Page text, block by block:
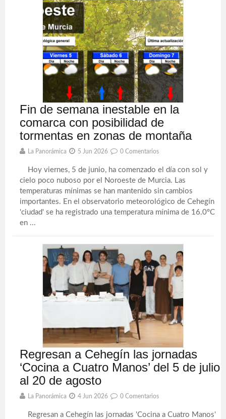
Fin de semana inestable en la
comarca con posibilidad de
tormentas en zonas de montaña
La Panorámica 5 Jun 2026 0 Comentarios
Hoy viernes, 5 de junio, ha comenzado el día con sol y
cielo poco nuboso por el Noroeste de Murcia. Las
temperaturas mínimas se han mantenido sin cambios
importantes. En el observatorio meteorológico de Cehegín
'ciudad' se ha registrado una temperatura mínima de 16.0ºC
en ...
Regresan a Cehegín las jornadas
‘Cocina a Cuatro Manos’ del 5 de julio
al 20 de agosto
La Panorámica 4 Jun 2026 0 Comentarios
Regresan a Cehegín las jornadas 'Cocina a Cuatro Manos'